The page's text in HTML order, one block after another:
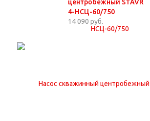
центробежный STAVR
4-НСЦ-60/750
14 090 руб.